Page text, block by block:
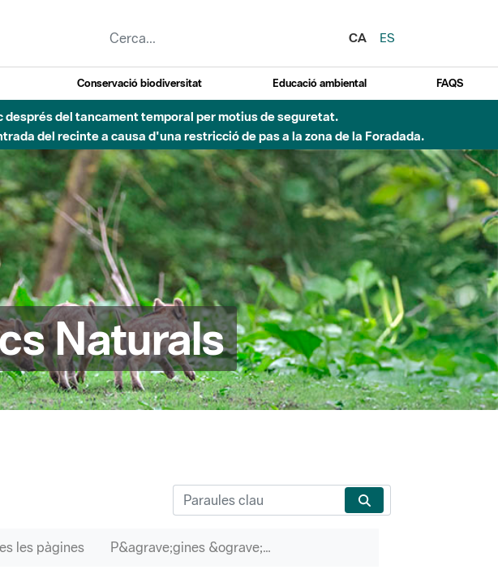
CA
ES
Conservació biodiversitat Educació ambiental FAQS
del tancament temporal per motius de seguretat.
del recinte a causa d'una restricció de pas a la zona de la Foradada.
Naturals
les pàgines P&agrave;gines &ograve;rfenes